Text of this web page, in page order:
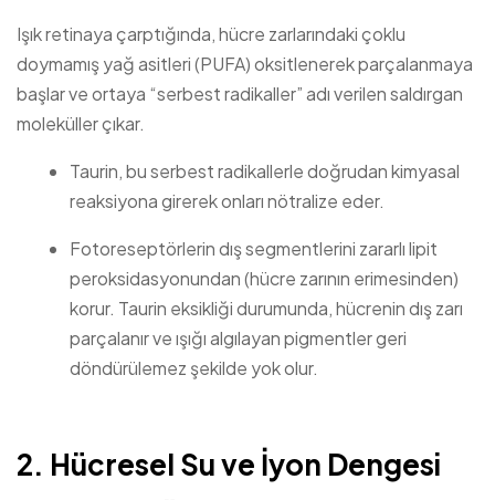
Işık retinaya çarptığında, hücre zarlarındaki çoklu
doymamış yağ asitleri (PUFA) oksitlenerek parçalanmaya
başlar ve ortaya “serbest radikaller” adı verilen saldırgan
moleküller çıkar.
Taurin, bu serbest radikallerle doğrudan kimyasal
reaksiyona girerek onları nötralize eder.
Fotoreseptörlerin dış segmentlerini zararlı lipit
peroksidasyonundan (hücre zarının erimesinden)
korur. Taurin eksikliği durumunda, hücrenin dış zarı
parçalanır ve ışığı algılayan pigmentler geri
döndürülemez şekilde yok olur.
2. Hücresel Su ve İyon Dengesi